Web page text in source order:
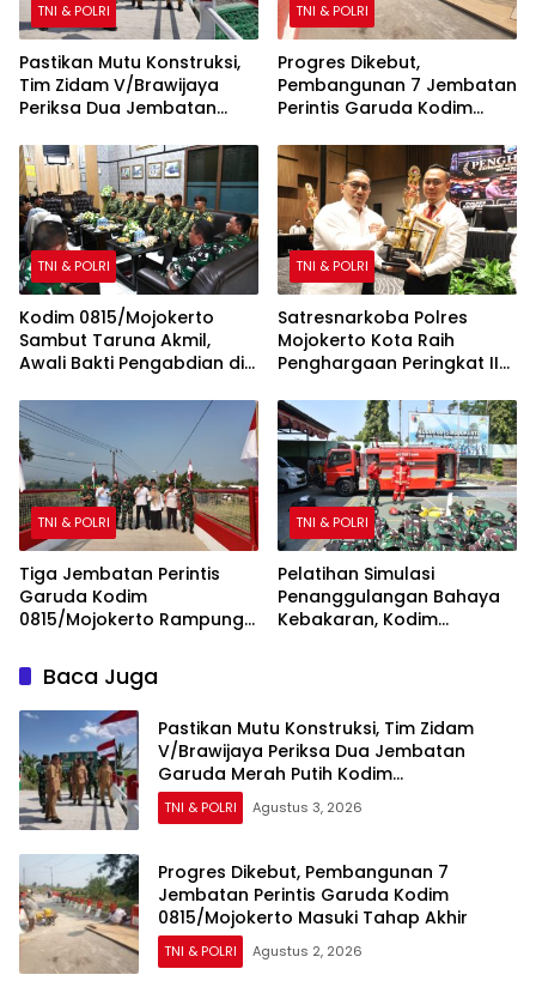
TNI & POLRI
Pastikan Mutu Konstruksi,
Tim Zidam V/Brawijaya
Periksa Dua Jembatan
0815/Mojokerto
TNI & POLRI
Progres Dikebut,
Pembangunan 7 Jembatan
Perintis Garuda Kodim
Tahap Akhir
TNI & POLRI
Kodim 0815/Mojokerto
Sambut Taruna Akmil,
Awali Bakti Pengabdian di
TNI & POLRI
Satresnarkoba Polres
Mojokerto Kota Raih
Penghargaan Peringkat II
Barang Bukti Narkoba
Terbanyak
TNI & POLRI
Tiga Jembatan Perintis
Garuda Kodim
0815/Mojokerto Rampung
dan Kesejahteraan Warga
TNI & POLRI
Pelatihan Simulasi
Penanggulangan Bahaya
Kebakaran, Kodim
Baca Juga
Pastikan Mutu Konstruksi, Tim Zidam
V/Brawijaya Periksa Dua Jembatan
Garuda Merah Putih Kodim
0815/Mojokerto
TNI & POLRI Agustus 3, 2026
Progres Dikebut, Pembangunan 7
Jembatan Perintis Garuda Kodim
0815/Mojokerto Masuki Tahap Akhir
TNI & POLRI Agustus 2, 2026